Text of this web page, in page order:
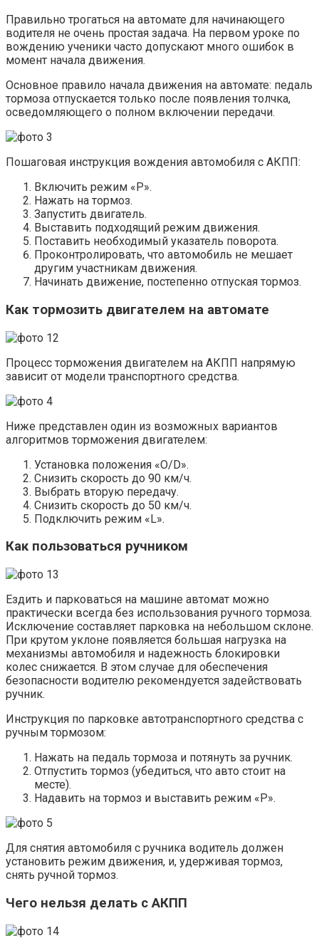
Правильно трогаться на автомате для начинающего
водителя не очень простая задача. На первом уроке по
вождению ученики часто допускают много ошибок в
момент начала движения.
Основное правило начала движения на автомате: педаль
тормоза отпускается только после появления толчка,
осведомляющего о полном включении передачи.
Пошаговая инструкция вождения автомобиля с АКПП:
Включить режим «Р».
Нажать на тормоз.
Запустить двигатель.
Выставить подходящий режим движения.
Поставить необходимый указатель поворота.
Проконтролировать, что автомобиль не мешает
другим участникам движения.
Начинать движение, постепенно отпуская тормоз.
Как тормозить двигателем на автомате
Процесс торможения двигателем на АКПП напрямую
зависит от модели транспортного средства.
Ниже представлен один из возможных вариантов
алгоритмов торможения двигателем:
Установка положения «O/D».
Снизить скорость до 90 км/ч.
Выбрать вторую передачу.
Снизить скорость до 50 км/ч.
Подключить режим «L».
Как пользоваться ручником
Ездить и парковаться на машине автомат можно
практически всегда без использования ручного тормоза.
Исключение составляет парковка на небольшом склоне.
При крутом уклоне появляется большая нагрузка на
механизмы автомобиля и надежность блокировки
колес снижается. В этом случае для обеспечения
безопасности водителю рекомендуется задействовать
ручник.
Инструкция по парковке автотранспортного средства с
ручным тормозом:
Нажать на педаль тормоза и потянуть за ручник.
Отпустить тормоз (убедиться, что авто стоит на
месте).
Надавить на тормоз и выставить режим «Р».
Для снятия автомобиля с ручника водитель должен
установить режим движения, и, удерживая тормоз,
снять ручной тормоз.
Чего нельзя делать с АКПП